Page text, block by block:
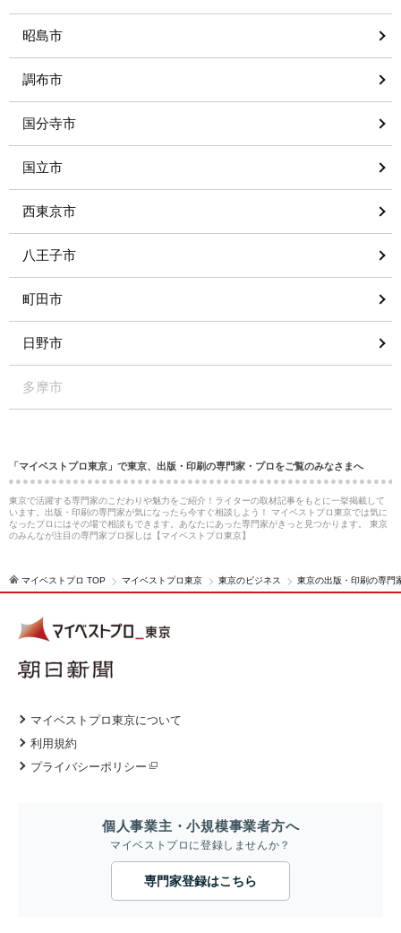
昭島市
調布市
国分寺市
国立市
西東京市
八王子市
町田市
日野市
多摩市
「マイベストプロ東京」で東京、出版・印刷の専門家・プロをご覧のみなさまへ
東京で活躍する専門家のこだわりや魅力をご紹介！ライターの取材記事をもとに一挙掲載して
います。出版・印刷の専門家が気になったら今すぐ相談しよう！ マイベストプロ東京では気に
なったプロにはその場で相談もできます。あなたにあった専門家がきっと見つかります。 東京
のみんなが注目の専門家プロ探しは【マイベストプロ東京】
マイベストプロ TOP マイベストプロ東京 東京のビジネス 東京の出版・印刷の専門
マイベストプロ東京について
利用規約
プライバシーポリシー
個人事業主・小規模事業者方へ
マイベストプロに登録しませんか？
専門家登録はこちら